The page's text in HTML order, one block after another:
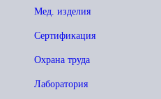
Мед. изделия
Сертификация
Охрана труда
Лаборатория